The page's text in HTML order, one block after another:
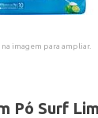
imagem para ampliar.
Pó Surf